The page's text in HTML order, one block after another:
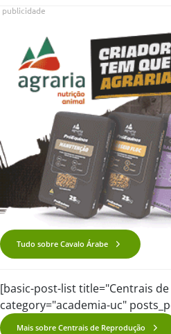
publicidade
Tudo sobre Cavalo Árabe
[basic-post-list title="Centrais
category="academia-uc"
Mais sobre Centrais de Reprodução